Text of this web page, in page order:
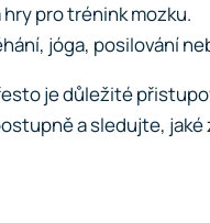
pro trénink mozku.
jóga, posilování
je důležité
a sledujte,